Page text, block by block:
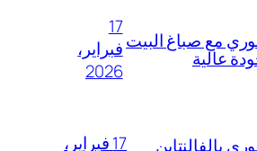
مع صباغ البيت
17
فبراير،
2026
بالفالنتاين
17 فبراير،